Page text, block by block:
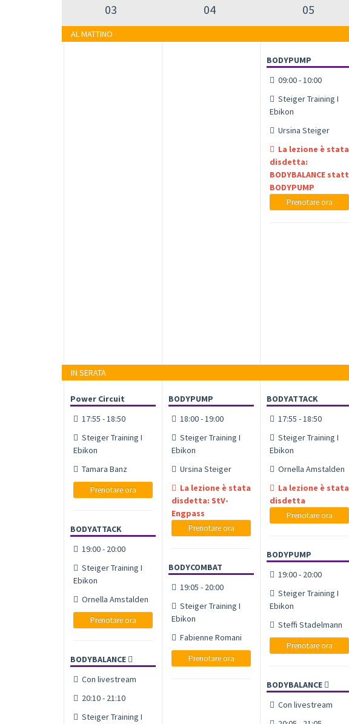
03
04
05
AL MATTINO
BODYPUMP
09:00 - 10:00
Steiger Training I
Ebikon
Ursina Steiger
La lezione è stata
disdetta:
BODYBALANCE statt
BODYPUMP
Prenotare ora
IN SERATA
Power Circuit
17:55 - 18:50
Steiger Training I
Ebikon
Tamara Banz
Prenotare ora
BODYATTACK
19:00 - 20:00
Steiger Training I
Ebikon
Ornella Amstalden
Prenotare ora
BODYBALANCE
Con livestream
20:10 - 21:10
Steiger Training I
BODYPUMP
18:00 - 19:00
Steiger Training I
Ebikon
Ursina Steiger
La lezione è stata
disdetta: StV-
Engpass
Prenotare ora
BODYCOMBAT
19:05 - 20:00
Steiger Training I
Ebikon
Fabienne Romani
Prenotare ora
BODYATTACK
17:55 - 18:50
Steiger Training I
Ebikon
Ornella Amstalden
La lezione è stata
disdetta
Prenotare ora
BODYPUMP
19:00 - 20:00
Steiger Training I
Ebikon
Steffi Stadelmann
Prenotare ora
BODYBALANCE
Con livestream